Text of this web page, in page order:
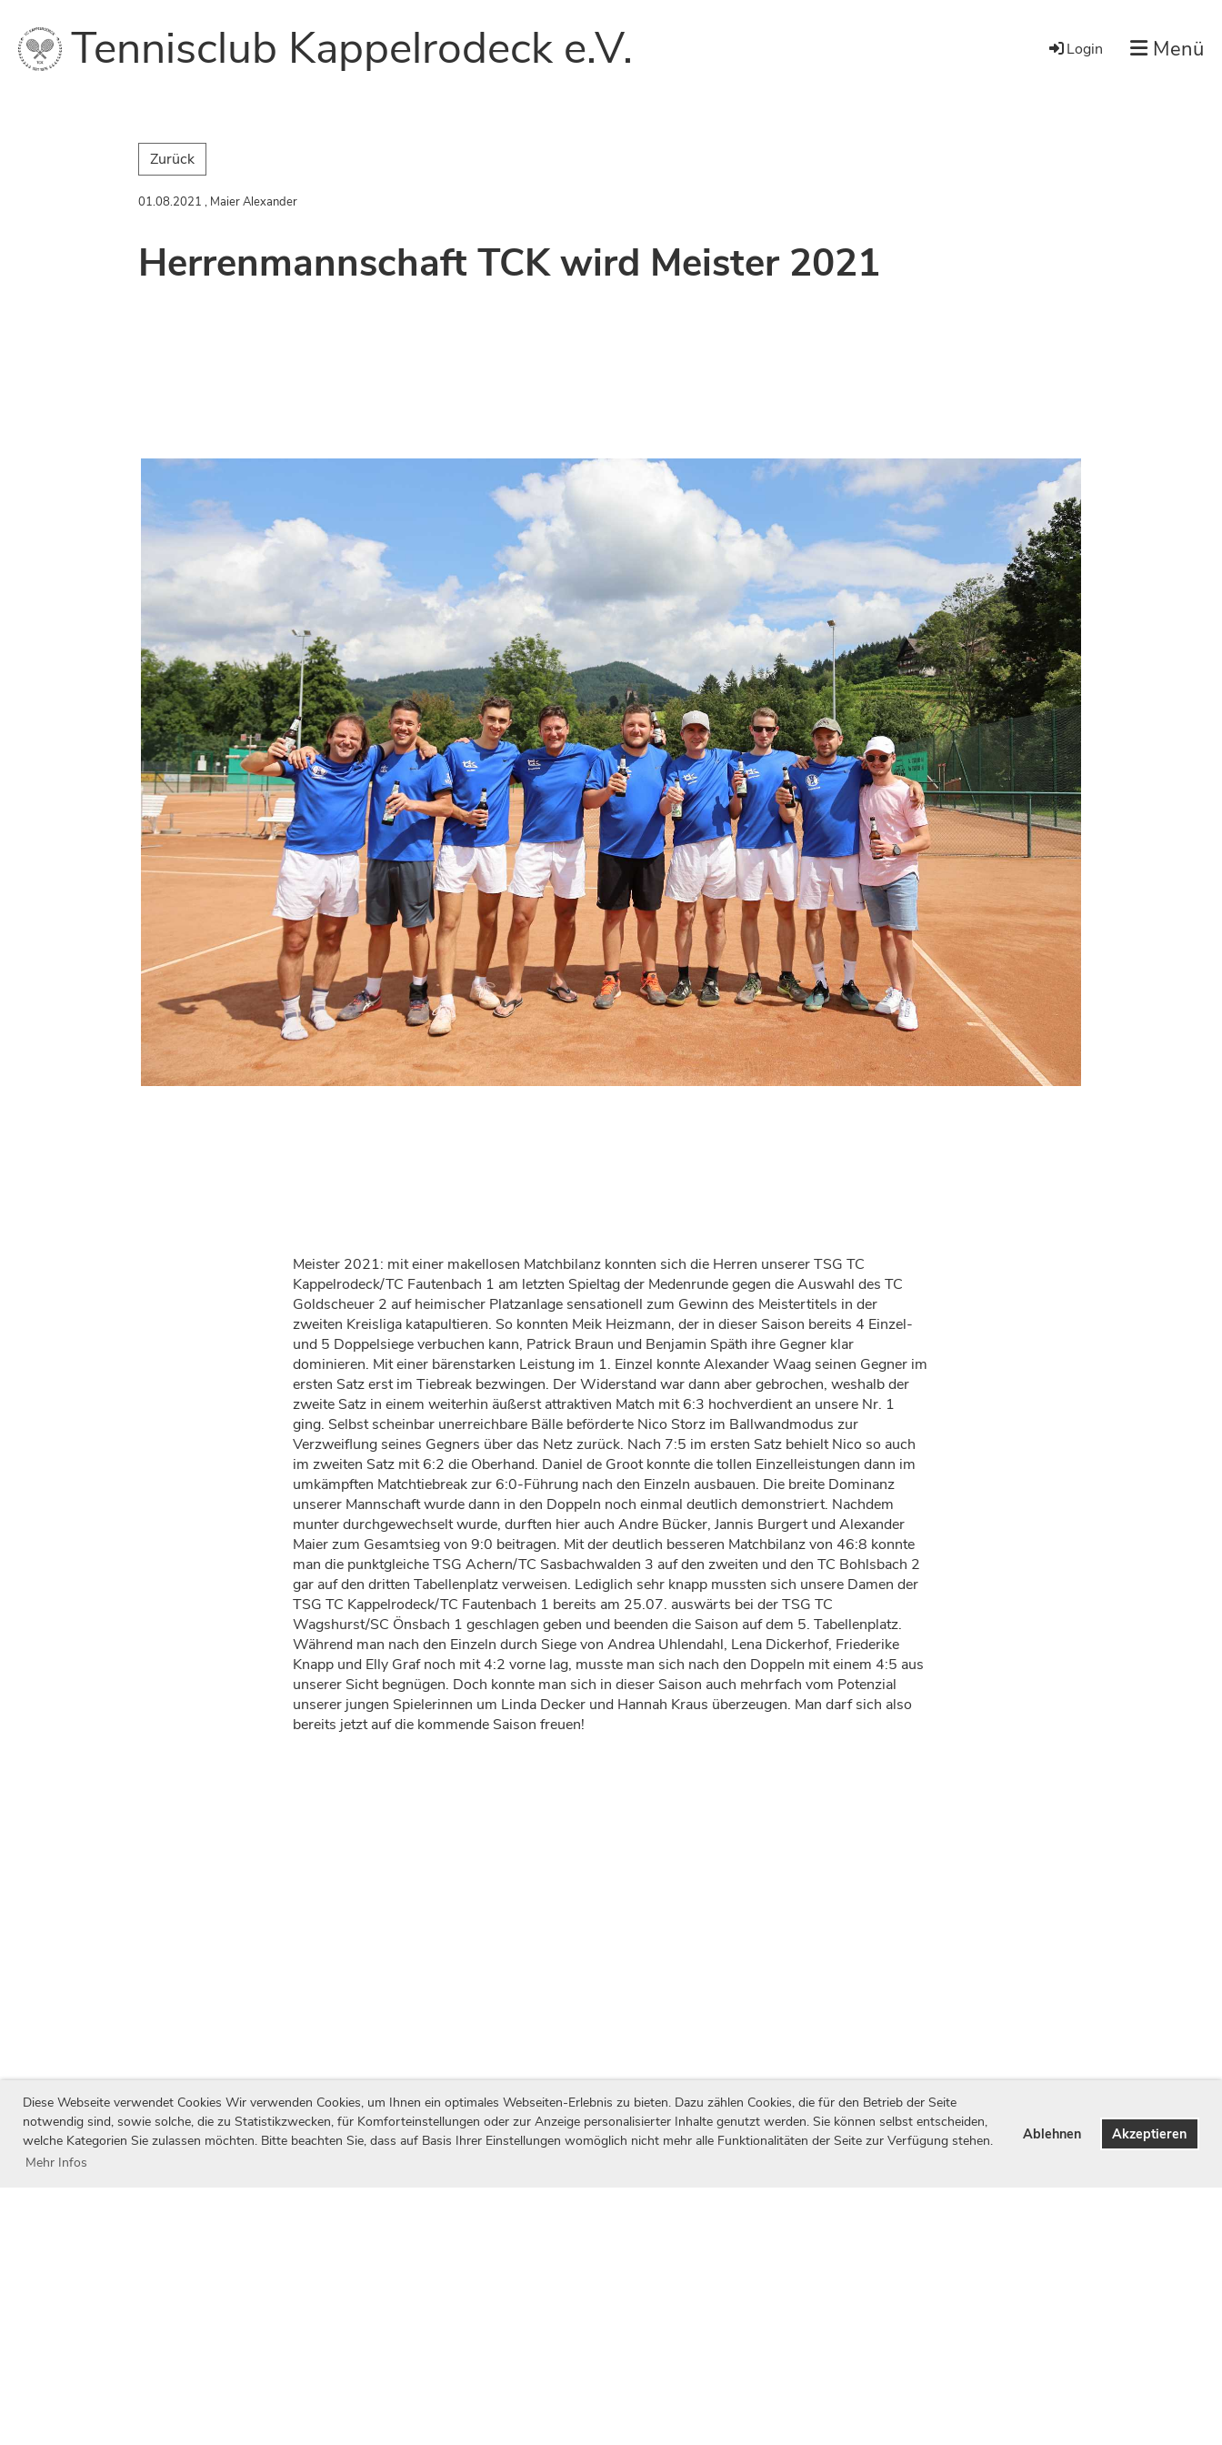
Diese Webseite verwendet Cookies Wir verwenden Cookies, um Ihnen ein optimales Webseiten-Erlebnis zu bieten. Dazu zählen Cookies, die für den Betrieb der Seite
notwendig sind, sowie solche, die zu Statistikzwecken, für Komforteinstellungen oder zur Anzeige personalisierter Inhalte genutzt werden. Sie können selbst entscheiden,
welche Kategorien Sie zulassen möchten. Bitte beachten Sie, dass auf Basis Ihrer Einstellungen womöglich nicht mehr alle Funktionalitäten der Seite zur Verfügung stehen.
Mehr Infos
Ablehnen Akzeptieren
Tennisclub Kappelrodeck e.V. Login Menü
Zurück
01.08.2021 , Maier Alexander
Herrenmannschaft TCK wird Meister 2021
Meister 2021: mit einer makellosen Matchbilanz konnten sich die Herren unserer TSG TC
Kappelrodeck/TC Fautenbach 1 am letzten Spieltag der Medenrunde gegen die Auswahl des TC
Goldscheuer 2 auf heimischer Platzanlage sensationell zum Gewinn des Meistertitels in der
zweiten Kreisliga katapultieren. So konnten Meik Heizmann, der in dieser Saison bereits 4 Einzel-
und 5 Doppelsiege verbuchen kann, Patrick Braun und Benjamin Späth ihre Gegner klar
dominieren. Mit einer bärenstarken Leistung im 1. Einzel konnte Alexander Waag seinen Gegner im
ersten Satz erst im Tiebreak bezwingen. Der Widerstand war dann aber gebrochen, weshalb der
zweite Satz in einem weiterhin äußerst attraktiven Match mit 6:3 hochverdient an unsere Nr. 1
ging. Selbst scheinbar unerreichbare Bälle beförderte Nico Storz im Ballwandmodus zur
Verzweiflung seines Gegners über das Netz zurück. Nach 7:5 im ersten Satz behielt Nico so auch
im zweiten Satz mit 6:2 die Oberhand. Daniel de Groot konnte die tollen Einzelleistungen dann im
umkämpften Matchtiebreak zur 6:0-Führung nach den Einzeln ausbauen. Die breite Dominanz
unserer Mannschaft wurde dann in den Doppeln noch einmal deutlich demonstriert. Nachdem
munter durchgewechselt wurde, durften hier auch Andre Bücker, Jannis Burgert und Alexander
Maier zum Gesamtsieg von 9:0 beitragen. Mit der deutlich besseren Matchbilanz von 46:8 konnte
man die punktgleiche TSG Achern/TC Sasbachwalden 3 auf den zweiten und den TC Bohlsbach 2
gar auf den dritten Tabellenplatz verweisen. Lediglich sehr knapp mussten sich unsere Damen der
TSG TC Kappelrodeck/TC Fautenbach 1 bereits am 25.07. auswärts bei der TSG TC
Wagshurst/SC Önsbach 1 geschlagen geben und beenden die Saison auf dem 5. Tabellenplatz.
Während man nach den Einzeln durch Siege von Andrea Uhlendahl, Lena Dickerhof, Friederike
Knapp und Elly Graf noch mit 4:2 vorne lag, musste man sich nach den Doppeln mit einem 4:5 aus
unserer Sicht begnügen. Doch konnte man sich in dieser Saison auch mehrfach vom Potenzial
unserer jungen Spielerinnen um Linda Decker und Hannah Kraus überzeugen. Man darf sich also
bereits jetzt auf die kommende Saison freuen!